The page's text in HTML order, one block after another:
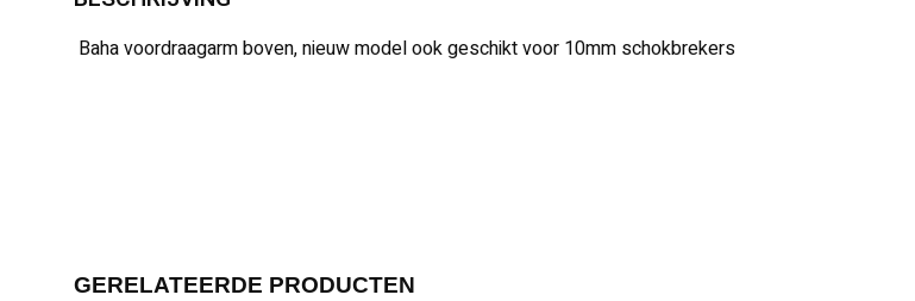
Baha voordraagarm boven, nieuw model ook geschikt voor 10mm schokbrekers
GERELATEERDE PRODUCTEN